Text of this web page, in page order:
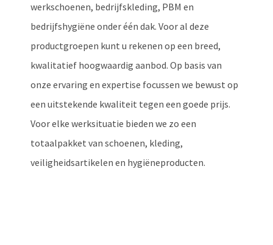
werkschoenen, bedrijfskleding, PBM en
bedrijfshygiëne onder één dak. Voor al deze
productgroepen kunt u rekenen op een breed,
kwalitatief hoogwaardig aanbod. Op basis van
onze ervaring en expertise focussen we bewust op
een uitstekende kwaliteit tegen een goede prijs.
Voor elke werksituatie bieden we zo een
totaalpakket van schoenen, kleding,
veiligheidsartikelen en hygiëneproducten.